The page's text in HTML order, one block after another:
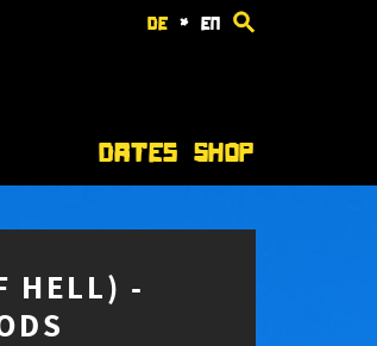
de * en
Dates Shop
HELL) -